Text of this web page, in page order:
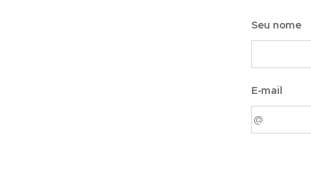
Seu nome
E-mail